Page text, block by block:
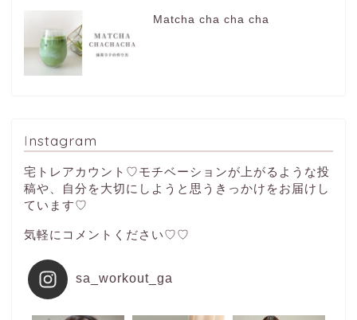
Matcha cha cha cha
Instagram
宅トレアカウント♡モチベーションが上がるような投
稿や、自分を大切にしようと思うきっかけをお届けし
ています♡
気軽にコメントください♡♡
sa_workout_ga